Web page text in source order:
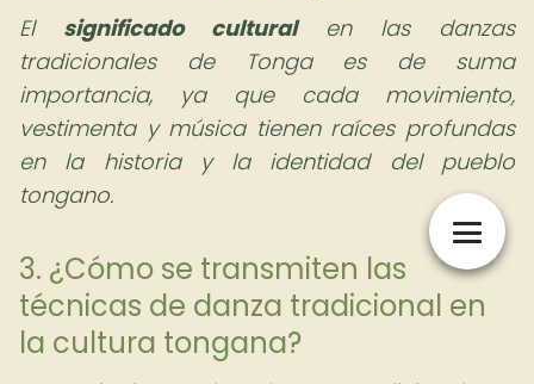
El significado culturalen las danzas
tradicionales de Tonga es de suma
importancia, ya que cada movimiento,
vestimenta y música tienen raíces profundas
en la historia y la identidad del pueblo
tongano.
3. ¿Cómo se transmiten las
técnicas de danza tradicional en
la cultura tongana?